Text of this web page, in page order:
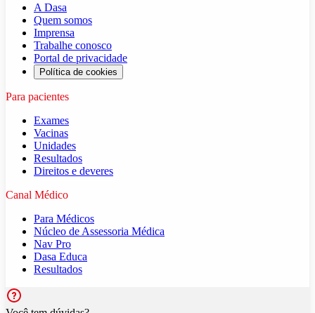
A Dasa
Quem somos
Imprensa
Trabalhe conosco
Portal de privacidade
Política de cookies
Para pacientes
Exames
Vacinas
Unidades
Resultados
Direitos e deveres
Canal Médico
Para Médicos
Núcleo de Assessoria Médica
Nav Pro
Dasa Educa
Resultados